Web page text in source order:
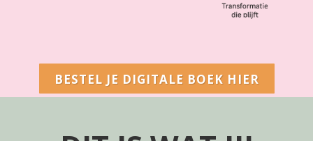
BESTEL JE DIGITALE BOEK HIER